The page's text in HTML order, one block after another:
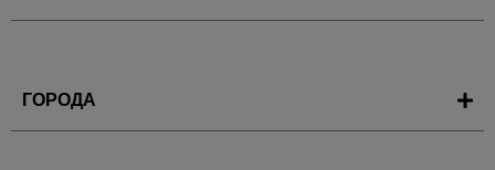
ГОРОДА